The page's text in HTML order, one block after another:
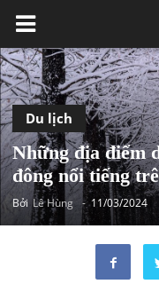
Du lịch
Những địa điểm
đông nổi tiếng
Bởi Lê Hùng - 11/03/2024